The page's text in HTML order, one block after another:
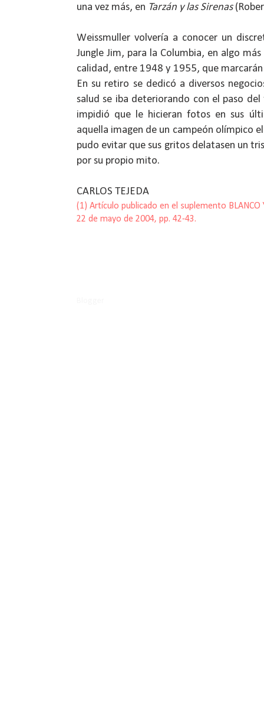
una vez más, en Tarzán y las Sirenas
Weissmuller volvería a conocer un
Jungle Jim, para la Columbia, en algo
calidad, entre 1948 y 1955, que
En su retiro se dedicó a diversos
salud se iba deteriorando con el paso
impidió que le hicieran fotos en sus
aquella imagen de un campeón olímpico
pudo evitar que sus gritos delatasen un
por su propio mito.
CARLOS TEJEDA
(1) Artículo publicado en el suplemento BLANCO
22 de mayo de 2004, pp. 42-43.